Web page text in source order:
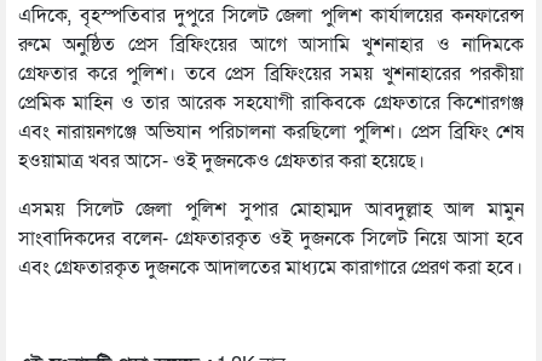
এদিকে, বৃহস্পতিবার দুপুরে সিলেট জেলা পুলিশ কার্যালয়ের কনফারেন্স
রুমে অনুষ্ঠিত প্রেস ব্রিফিংয়ের আগে আসামি খুশনাহার ও নাদিমকে
গ্রেফতার করে পুলিশ। তবে প্রেস ব্রিফিংয়ের সময় খুশনাহারের পরকীয়া
প্রেমিক মাহিন ও তার আরেক সহযোগী রাকিবকে গ্রেফতারে কিশোরগঞ্জ
এবং নারায়নগঞ্জে অভিযান পরিচালনা করছিলো পুলিশ। প্রেস ব্রিফিং শেষ
হওয়ামাত্র খবর আসে- ওই দুজনকেও গ্রেফতার করা হয়েছে।
এসময় সিলেট জেলা পুলিশ সুপার মোহাম্মদ আবদুল্লাহ আল মামুন
সাংবাদিকদের বলেন- গ্রেফতারকৃত ওই দুজনকে সিলেট নিয়ে আসা হবে
এবং গ্রেফতারকৃত দুজনকে আদালতের মাধ্যমে কারাগারে প্রেরণ করা হবে।